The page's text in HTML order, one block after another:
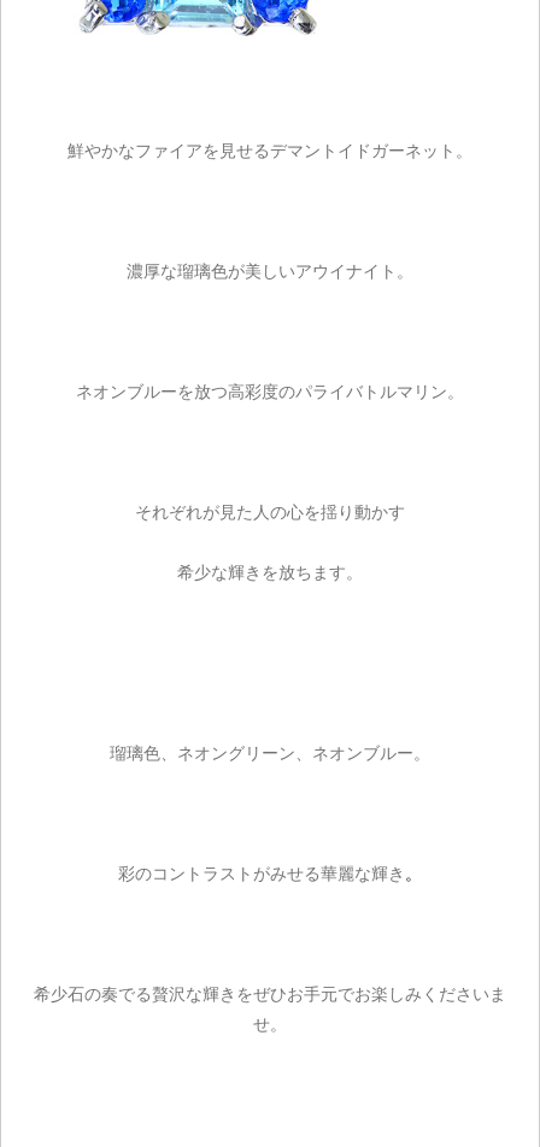
鮮やかなファイアを見せるデマントイドガーネット。
濃厚な瑠璃色が美しいアウイナイト。
ネオンブルーを放つ高彩度のパライバトルマリン。
それぞれが見た人の心を揺り動かす
希少な輝きを放ちます。
瑠璃色、ネオングリーン、ネオンブルー。
彩のコントラストがみせる華麗な輝き 。
希少石の奏でる贅沢な輝きをぜひお手元でお楽しみくださいま
せ。